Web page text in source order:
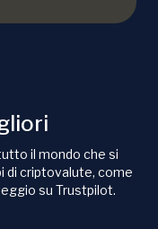
il mondo che si
di criptovalute, come
su Trustpilot.